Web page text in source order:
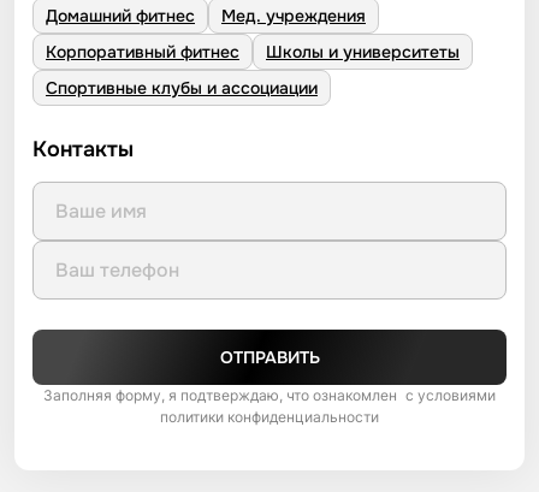
Домашний фитнес
Мед. учреждения
Корпоративный фитнес
Школы и университеты
Спортивные клубы и ассоциации
Контакты
ОТПРАВИТЬ
Заполняя форму, я подтверждаю, что ознакомлен с условиями
политики конфиденциальности